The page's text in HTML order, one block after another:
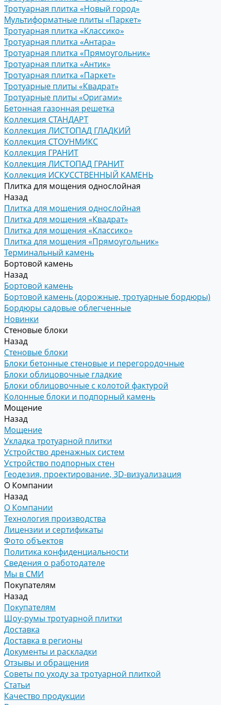
Тротуарная плитка «Новый город»
Мультиформатные плиты «Паркет»
Тротуарная плитка «Классико»
Тротуарная плитка «Антара»
Тротуарная плитка «Прямоугольник»
Тротуарная плитка «Антик»
Тротуарная плитка «Паркет»
Тротуарные плиты «Квадрат»
Тротуарные плиты «Оригами»
Бетонная газонная решетка
Коллекция СТАНДАРТ
Коллекция ЛИСТОПАД ГЛАДКИЙ
Коллекция СТОУНМИКС
Коллекция ГРАНИТ
Коллекция ЛИСТОПАД ГРАНИТ
Коллекция ИСКУССТВЕННЫЙ КАМЕНЬ
Плитка для мощения однослойная
Назад
Плитка для мощения однослойная
Плитка для мощения «Квадрат»
Плитка для мощения «Классико»
Плитка для мощения «Прямоугольник»
Терминальный камень
Бортовой камень
Назад
Бортовой камень
Бортовой камень (дорожные, тротуарные бордюры)
Бордюры садовые облегченные
Новинки
Стеновые блоки
Назад
Стеновые блоки
Блоки бетонные стеновые и перегородочные
Блоки облицовочные гладкие
Блоки облицовочные с колотой фактурой
Колонные блоки и подпорный камень
Мощение
Назад
Мощение
Укладка тротуарной плитки
Устройство дренажных систем
Устройство подпорных стен
Геодезия, проектирование, 3D-визуализация
О Компании
Назад
О Компании
Технология производства
Лицензии и сертификаты
Фото объектов
Политика конфиденциальности
Сведения о работодателе
Мы в СМИ
Покупателям
Назад
Покупателям
Шоу-румы тротуарной плитки
Доставка
Доставка в регионы
Документы и раскладки
Отзывы и обращения
Советы по уходу за тротуарной плиткой
Статьи
Качество продукции